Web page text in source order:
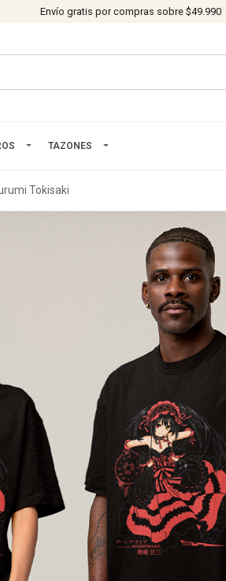
Envío gratis por compras sobre $49.990
TAZONES
Tokisaki